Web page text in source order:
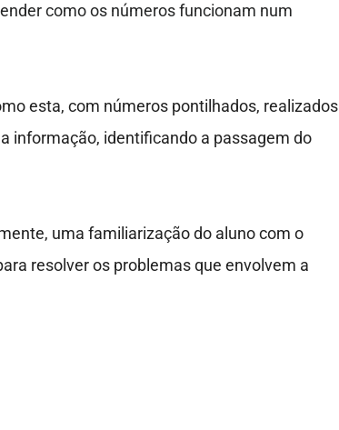
como os números funcionam num
esta, com números pontilhados, realizados
informação, identificando a passagem do
uma familiarização do aluno com o
resolver os problemas que envolvem a